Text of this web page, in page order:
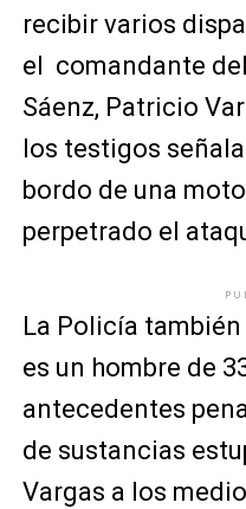
recibir varios
el comandante
Sáenz, Patricio
los testigos
bordo de una
perpetrado el
La Policía
es un hombre de
antecedentes
de sustancias
Vargas a los